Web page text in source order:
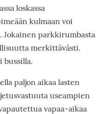
loskassa
kulmaan voi
parkkirumbasta
merkittävästi.
bussilla.
paljon aikaa lasten
useampien
vapaa-aikaa